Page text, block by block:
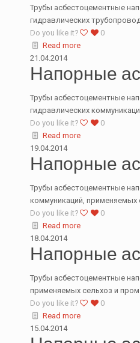
Трубы асбестоцементные
гидравлических
Do you like it?
0
Read more
21.04.2014
Напорные
Трубы асбестоцементные
гидравлических
Do you like it?
0
Read more
19.04.2014
Напорные
Трубы асбестоцементные
коммуникаций, применяемых
Do you like it?
0
Read more
18.04.2014
Напорные
Трубы асбестоцементные
применяемых сельхоз и
Do you like it?
0
Read more
15.04.2014